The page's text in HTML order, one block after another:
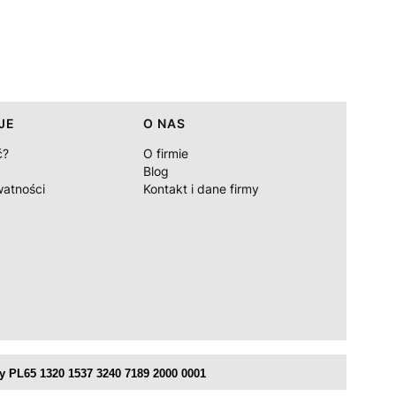
O NAS
O firmie
Blog
Kontakt i dane firmy
PL65 1320 1537 3240 7189 2000 0001